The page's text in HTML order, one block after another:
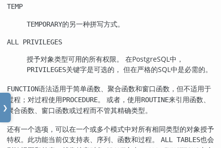
❯
TEMP
TEMPORARY的另一种拼写方式。
ALL PRIVILEGES
授予对象类型可用的所有权限。 在PostgreSQL中，
PRIVILEGES关键字是可选的， 但在严格的SQL中是必需的。
FUNCTION语法适用于简单函数、聚合函数和窗口函数，但不适用于
过程；对过程使用PROCEDURE。 或者，使用ROUTINE来引用函数、
聚合函数、窗口函数或过程而不管其精确类型。
还有一个选项，可以在一个或多个模式中对所有相同类型的对象授予
特权。此功能当前仅支持表、序列、函数和过程。 ALL TABLES也会